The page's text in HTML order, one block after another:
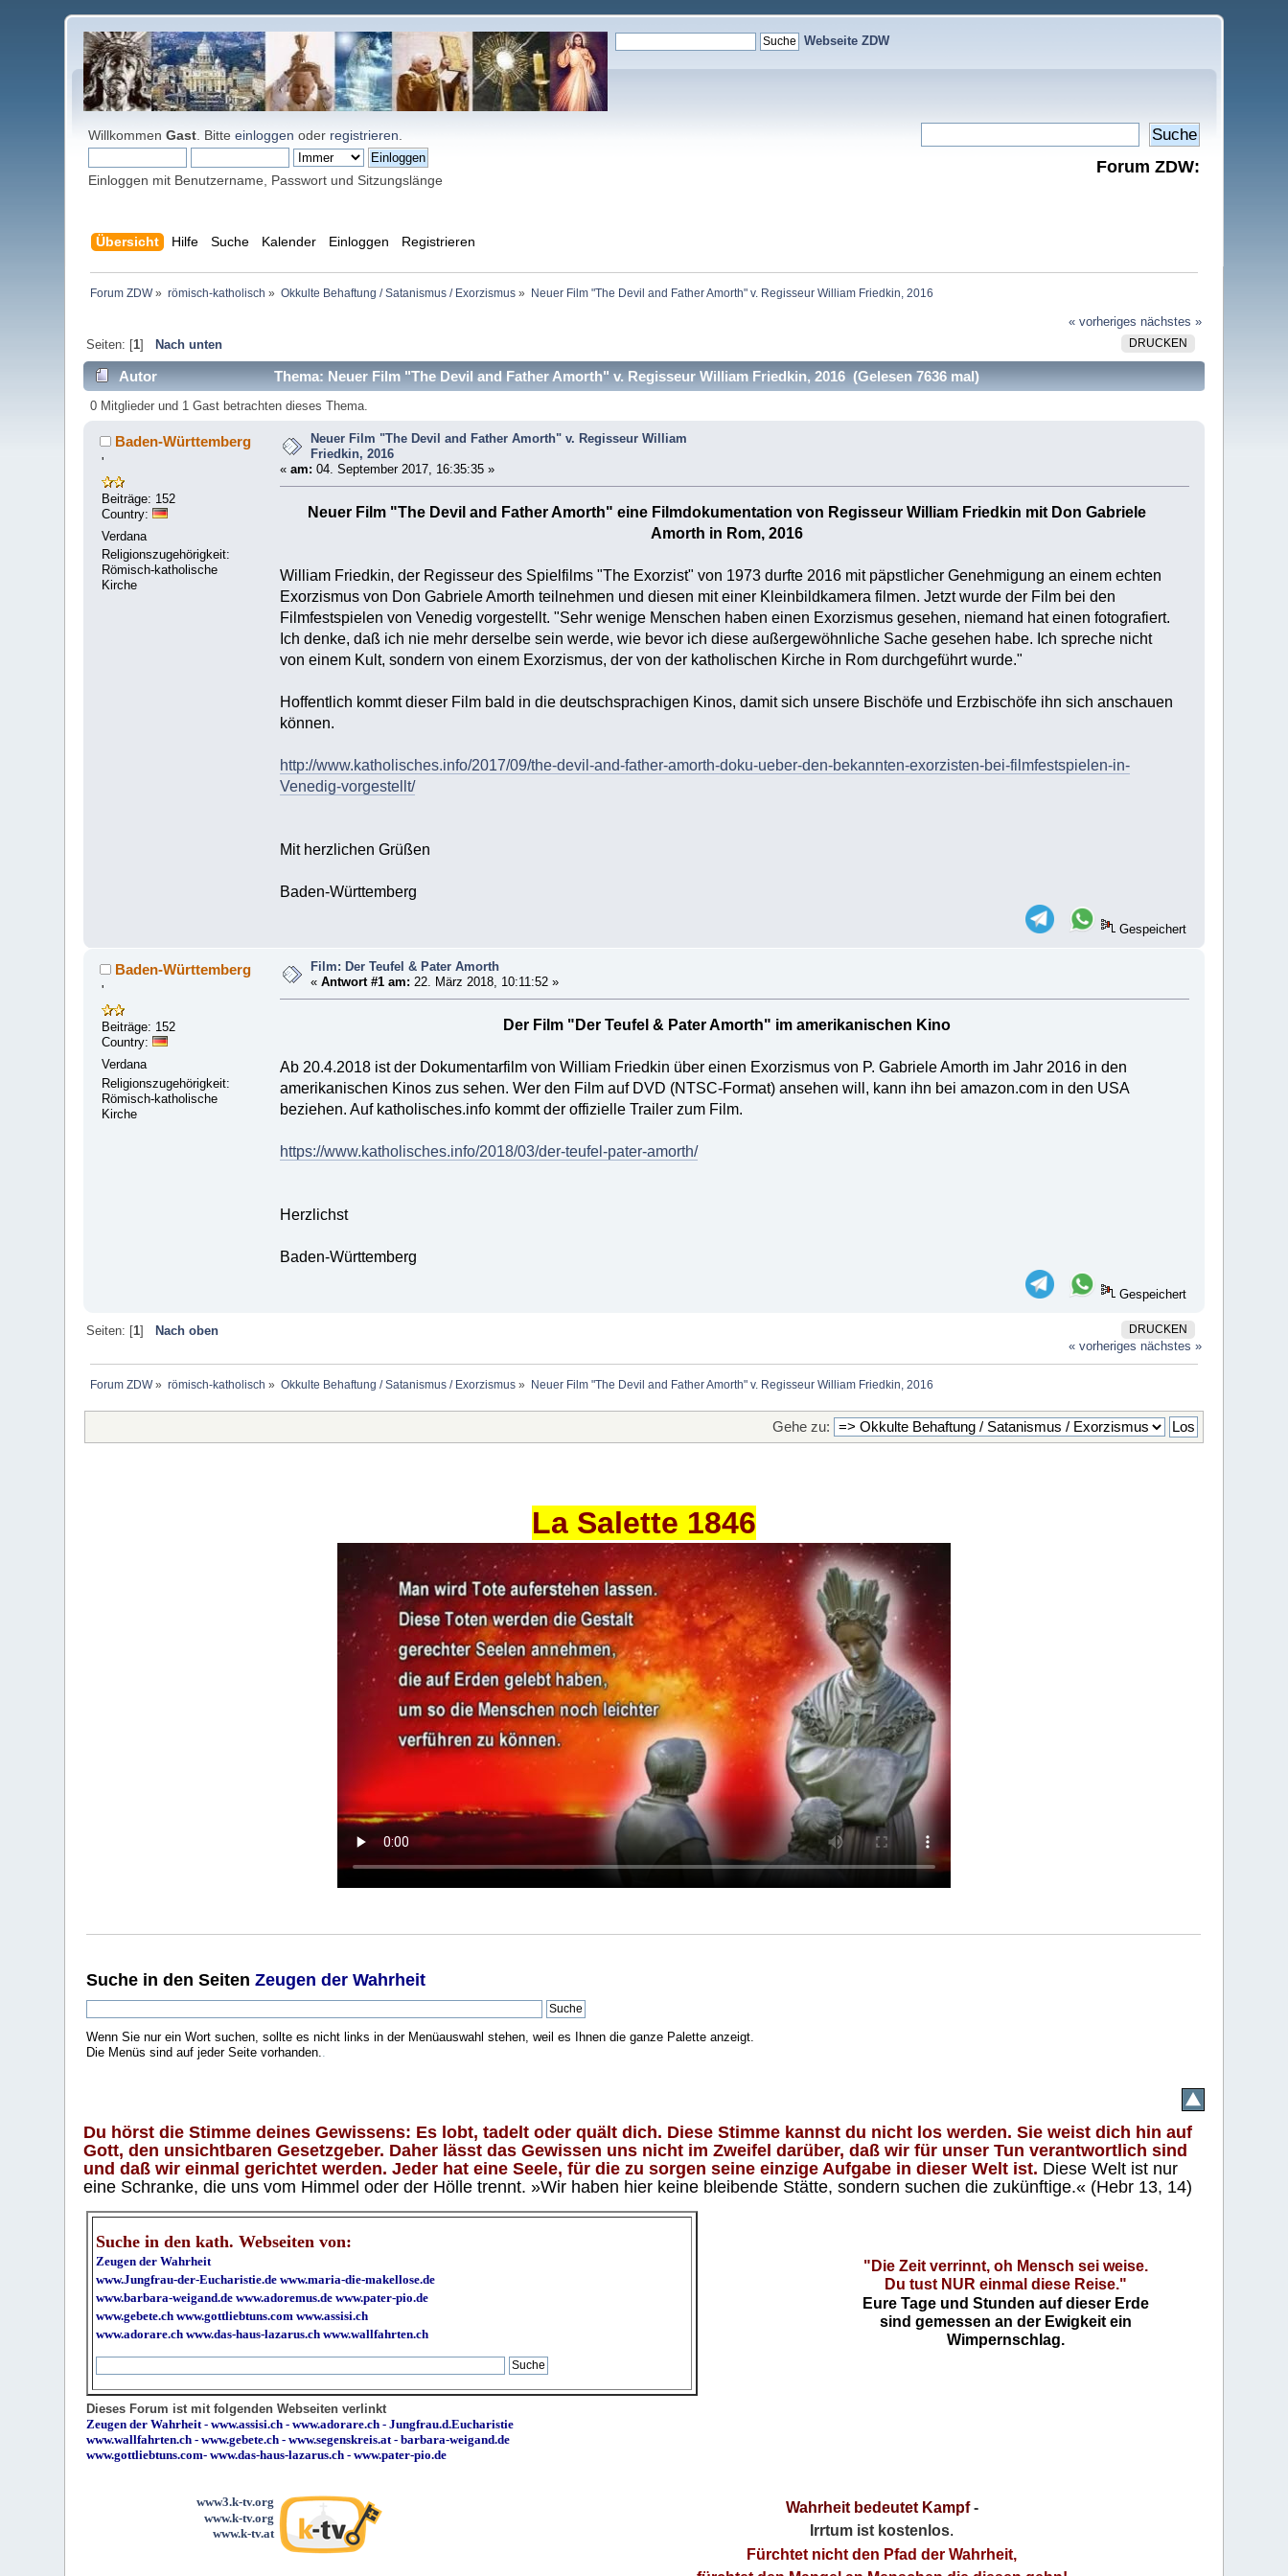
Webseite ZDW
WillkommenGast . Bitteeinloggen oder registrieren
Einloggen mit Benutzername, Passwort und Sitzungslänge
Forum ZDW:
Übersicht Hilfe Suche Kalender Einloggen Registrieren
Forum ZDW» römisch-katholisch » Okkulte Behaftung / Satanismus / Exorzismus» Neuer Film "The Devil and Father Amorth" v. Regisseur William Friedkin, 2016
« vorheriges nächstes »
DRUCKEN
Seiten: [1] Nach unten
Autor Thema: Neuer Film "The Devil and Father Amorth" v. Regisseur William Friedkin, 2016 (Gelesen 7636 mal)
0 Mitglieder und 1 Gast betrachten dieses Thema.
Baden-Württemberg
'
Beiträge: 152
Country:
Verdana
Religionszugehörigkeit:
Römisch-katholische
Kirche
Neuer Film "The Devil and Father Amorth" v. Regisseur William
Friedkin, 2016
« am: 04. September 2017, 16:35:35 »
Neuer Film "The Devil and Father Amorth" eine Filmdokumentation von Regisseur William Friedkin mit Don Gabriele
Amorth in Rom, 2016
William Friedkin, der Regisseur des Spielfilms "The Exorzist" von 1973 durfte 2016 mit päpstlicher Genehmigung an einem echten
Exorzismus von Don Gabriele Amorth teilnehmen und diesen mit einer Kleinbildkamera filmen. Jetzt wurde der Film bei den
Filmfestspielen von Venedig vorgestellt. "Sehr wenige Menschen haben einen Exorzismus gesehen, niemand hat einen fotografiert.
Ich denke, daß ich nie mehr derselbe sein werde, wie bevor ich diese außergewöhnliche Sache gesehen habe. Ich spreche nicht
von einem Kult, sondern von einem Exorzismus, der von der katholischen Kirche in Rom durchgeführt wurde."
Hoffentlich kommt dieser Film bald in die deutschsprachigen Kinos, damit sich unsere Bischöfe und Erzbischöfe ihn sich anschauen
können.
http://www.katholisches.info/2017/09/the-devil-and-father-amorth-doku-ueber-den-bekannten-exorzisten-bei-filmfestspielen-in-
Venedig-vorgestellt/
Mit herzlichen Grüßen
Baden-Württemberg
Gespeichert
Baden-Württemberg
'
Beiträge: 152
Country:
Verdana
Religionszugehörigkeit:
Römisch-katholische
Kirche
Film: Der Teufel & Pater Amorth
«Antwort #1 am: 22. März 2018, 10:11:52 »
Der Film "Der Teufel & Pater Amorth" im amerikanischen Kino
Ab 20.4.2018 ist der Dokumentarfilm von William Friedkin über einen Exorzismus von P. Gabriele Amorth im Jahr 2016 in den
amerikanischen Kinos zus sehen. Wer den Film auf DVD (NTSC-Format) ansehen will, kann ihn bei amazon.com in den USA
beziehen. Auf katholisches.info kommt der offizielle Trailer zum Film.
https://www.katholisches.info/2018/03/der-teufel-pater-amorth/
Herzlichst
Baden-Württemberg
Gespeichert
DRUCKEN
Seiten: [1]
Nach oben
« vorheriges nächstes »
Forum ZDW» römisch-katholisch » Okkulte Behaftung / Satanismus / Exorzismus» Neuer Film "The Devil and Father Amorth" v. Regisseur William Friedkin, 2016
Gehe zu:
La Salette 1846
Suche in den SeitenZeugen der Wahrheit
Wenn Sie nur ein Wort suchen, sollte es nicht links in der Menüauswahl stehen, weil es Ihnen die ganze Palette anzeigt.
Die Menüs sind auf jeder Seite vorhanden..
Du hörst die Stimme deines Gewissens: Es lobt, tadelt oder quält dich. Diese Stimme kannst du nicht los werden. Sie weist dich hin auf
Gott, den unsichtbaren Gesetzgeber. Daher lässt das Gewissen uns nicht im Zweifel darüber, daß wir für unser Tun verantwortlich sind
und daß wir einmal gerichtet werden. Jeder hat eine Seele, für die zu sorgen seine einzige Aufgabe in dieser Welt ist. Diese Welt ist nur
eine Schranke, die uns vom Himmel oder der Hölle trennt. »Wir haben hier keine bleibende Stätte, sondern suchen die zukünftige.« (Hebr 13, 14)
Suche in den kath. Webseiten von:
Zeugen der Wahrheit
www.Jungfrau-der-Eucharistie.de www.maria-die-makellose.de
www.barbara-weigand.de www.adoremus.de www.pater-pio.de
www.gebete.ch www.gottliebtuns.com www.assisi.ch
www.adorare.ch www.das-haus-lazarus.ch www.wallfahrten.ch
"Die Zeit verrinnt, oh Mensch sei weise.
Du tust NUR einmal diese Reise."
Eure Tage und Stunden auf dieser Erde
sind gemessen an der Ewigkeit ein
Wimpernschlag.
Dieses Forum ist mit folgenden Webseiten verlinkt
Zeugen der Wahrheit-www.assisi.ch -www.adorare.ch -Jungfrau.d.Eucharistie
www.wallfahrten.ch -www.gebete.ch -www.segenskreis.at-barbara-weigand.de
www.gottliebtuns.com-www.das-haus-lazarus.ch - www.pater-pio.de
www3.k-tv.org
www.k-tv.org
www.k-tv.at
Wahrheit bedeutet Kampf-
Irrtum ist kostenlos.
Fürchtet nicht den Pfad der Wahrheit,